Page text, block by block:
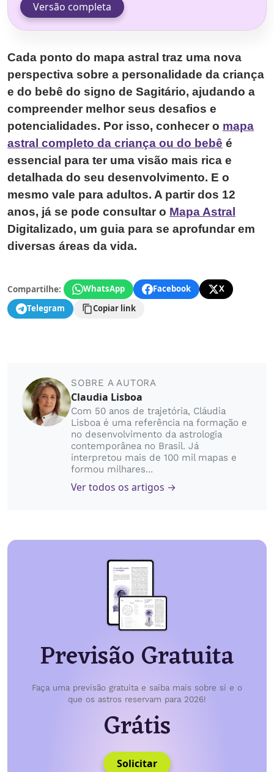
Versão completa
Cada ponto do mapa astral traz uma nova
perspectiva sobre a personalidade da criança
e do bebê do signo de Sagitário, ajudando a
compreender melhor seus desafios e
potencialidades. Por isso, conhecer o mapa
astral completo da criança ou do bebê é
essencial para ter uma visão mais rica e
detalhada do seu desenvolvimento. E o
mesmo vale para adultos. A partir dos 12
anos, já se pode consultar o Mapa Astral
Digitalizado, um guia para se aprofundar em
diversas áreas da vida.
Compartilhe: WhatsApp Facebook
X
Telegram
Copiar link
SOBRE A AUTORA
Claudia Lisboa
Com 50 anos de trajetória, Cláudia
Lisboa é uma referência na formação e
no desenvolvimento da astrologia
contemporânea no Brasil. Já
interpretou mais de 100 mil mapas e
formou milhares...
Ver todos os artigos →
Previsão Gratuita
Faça uma previsão gratuita e saiba mais sobre si e o
que os astros reservam para 2026!
Grátis
Solicitar